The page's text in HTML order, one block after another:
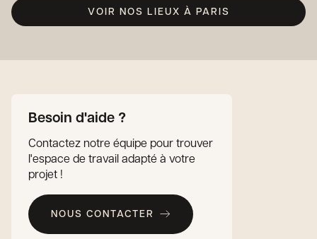
VOIR NOS LIEUX À PARIS
Besoin d'aide ?
Contactez notre équipe pour trouver
l'espace de travail adapté à votre
projet !
NOUS CONTACTER